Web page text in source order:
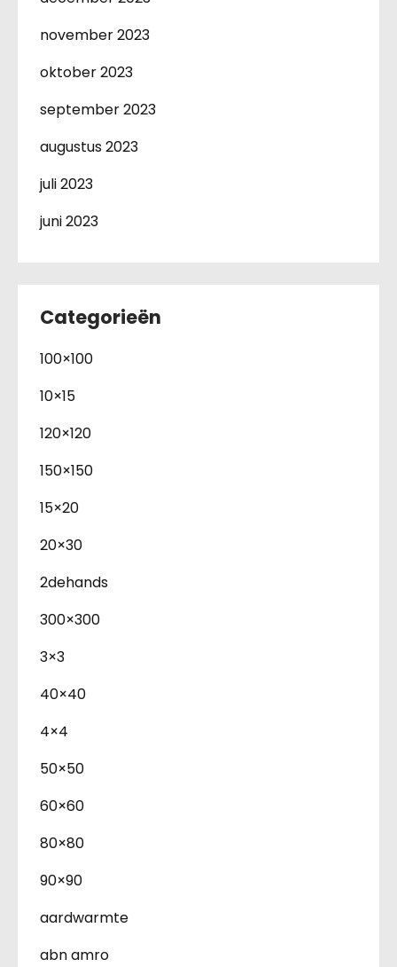
november 2023
oktober 2023
september 2023
augustus 2023
juli 2023
juni 2023
Categorieën
100×100
10×15
120×120
150×150
15×20
20×30
2dehands
300×300
3×3
40×40
4×4
50×50
60×60
80×80
90×90
aardwarmte
abn amro